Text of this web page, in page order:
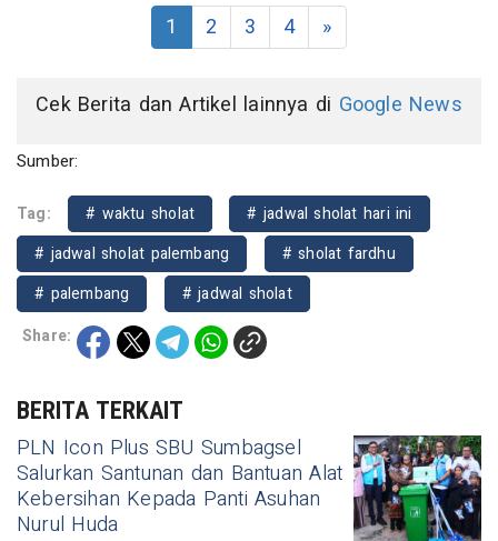
1 2 3 4 »
Cek Berita dan Artikel lainnya di Google News
Sumber:
Tag: # waktu sholat
# jadwal sholat hari ini
# jadwal sholat palembang
# sholat fardhu
# palembang
# jadwal sholat
Share:
BERITA TERKAIT
PLN Icon Plus SBU Sumbagsel
Salurkan Santunan dan Bantuan Alat
Kebersihan Kepada Panti Asuhan
Nurul Huda